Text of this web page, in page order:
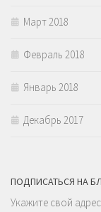
Март 2018
Февраль 2018
Январь 2018
Декабрь 2017
ПОДПИСАТЬСЯ НА
Укажите свой